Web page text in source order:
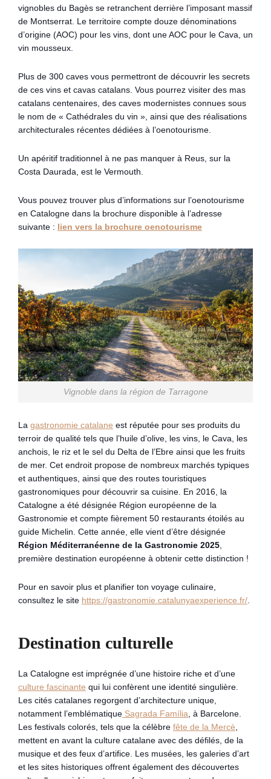
vignobles du Bagès se retranchent derrière l’imposant massif
de Montserrat. Le territoire compte douze dénominations
d’origine (AOC) pour les vins, dont une AOC pour le Cava, un
vin mousseux.
Plus de 300 caves vous permettront de découvrir les secrets
de ces vins et cavas catalans. Vous pourrez visiter des mas
catalans centenaires, des caves modernistes connues sous
le nom de « Cathédrales du vin », ainsi que des réalisations
architecturales récentes dédiées à l’oenotourisme.
Un apéritif traditionnel à ne pas manquer à Reus, sur la
Costa Daurada, est le Vermouth.
Vous pouvez trouver plus d’informations sur l’oenotourisme
en Catalogne dans la brochure disponible à l’adresse
suivante : lien vers la brochure oenotourisme
Vignoble dans la région de Tarragone
La gastronomie catalane est réputée pour ses produits du
terroir de qualité tels que l’huile d’olive, les vins, le Cava, les
anchois, le riz et le sel du Delta de l’Ebre ainsi que les fruits
de mer. Cet endroit propose de nombreux marchés typiques
et authentiques, ainsi que des routes touristiques
gastronomiques pour découvrir sa cuisine. En 2016, la
Catalogne a été désignée Région européenne de la
Gastronomie et compte fièrement 50 restaurants étoilés au
guide Michelin. Cette année, elle vient d’être désignée
Région Méditerranéenne de la Gastronomie 2025
première destination européenne à obtenir cette distinction !
Pour en savoir plus et planifier ton voyage culinaire,
consultez le site https://gastronomie.catalunyaexperience.fr/
Destination culturelle
La Catalogne est imprégnée d’une histoire riche et d’une
culture fascinante qui lui confèrent une identité singulière.
Les cités catalanes regorgent d’architecture unique,
notamment l’emblématique Sagrada Família , à Barcelone.
Les festivals colorés, tels que la célèbre fête de la Mercè
mettent en avant la culture catalane avec des défilés, de la
musique et des feux d’artifice. Les musées, les galeries d’art
et les sites historiques offrent également des découvertes